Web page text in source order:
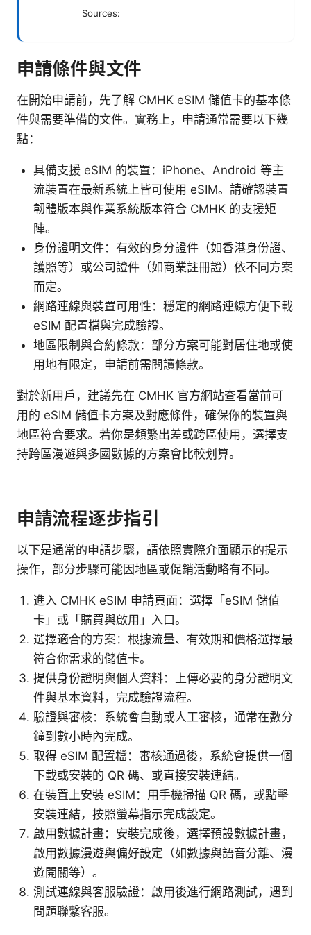
Sources:
申請條件與文件
在開始申請前，先了解 CMHK eSIM 儲值卡的基本條
件與需要準備的文件。實務上，申請通常需要以下幾
點：
具備支援 eSIM 的裝置：iPhone、Android 等主
流裝置在最新系統上皆可使用 eSIM。請確認裝置
韌體版本與作業系統版本符合 CMHK 的支援矩
陣。
身份證明文件：有效的身分證件（如香港身份證、
護照等）或公司證件（如商業註冊證）依不同方案
而定。
網路連線與裝置可用性：穩定的網路連線方便下載
eSIM 配置檔與完成驗證。
地區限制與合約條款：部分方案可能對居住地或使
用地有限定，申請前需閱讀條款。
對於新用戶，建議先在 CMHK 官方網站查看當前可
用的 eSIM 儲值卡方案及對應條件，確保你的裝置與
地區符合要求。若你是頻繁出差或跨區使用，選擇支
持跨區漫遊與多國數據的方案會比較划算。
申請流程逐步指引
以下是通常的申請步驟，請依照實際介面顯示的提示
操作，部分步驟可能因地區或促銷活動略有不同。
進入 CMHK eSIM 申請頁面：選擇「eSIM 儲值
卡」或「購買與啟用」入口。
選擇適合的方案：根據流量、有效期和價格選擇最
符合你需求的儲值卡。
提供身份證明與個人資料：上傳必要的身分證明文
件與基本資料，完成驗證流程。
驗證與審核：系統會自動或人工審核，通常在數分
鐘到數小時內完成。
取得 eSIM 配置檔：審核通過後，系統會提供一個
下載或安裝的 QR 碼、或直接安裝連結。
在裝置上安裝 eSIM：用手機掃描 QR 碼，或點擊
安裝連結，按照螢幕指示完成設定。
啟用數據計畫：安裝完成後，選擇預設數據計畫，
啟用數據漫遊與偏好設定（如數據與語音分離、漫
遊開關等）。
測試連線與客服驗證：啟用後進行網路測試，遇到
問題聯繫客服。